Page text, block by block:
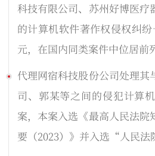
科技有限公司、苏州好博医疗
的计算机软件著作权侵权纠
元，在国内同类案件中位居前
代理网宿科技股份公司处理
司、郭某等之间的侵犯计算
案，本案入选《最高人民法院
要（2023）》并入选“人民法